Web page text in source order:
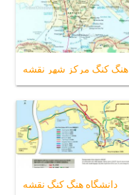
هنگ کنگ مرکز شهر نقشه
دانشگاه هنگ کنگ نقشه